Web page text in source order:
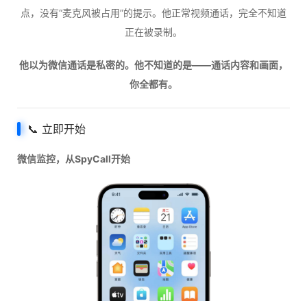
点，没有“麦克风被占用”的提示。他正常视频通话，完全不知道
正在被录制。
他以为微信通话是私密的。他不知道的是——通话内容和画面，
你全都有。
📞 立即开始
微信监控，从SpyCall开始